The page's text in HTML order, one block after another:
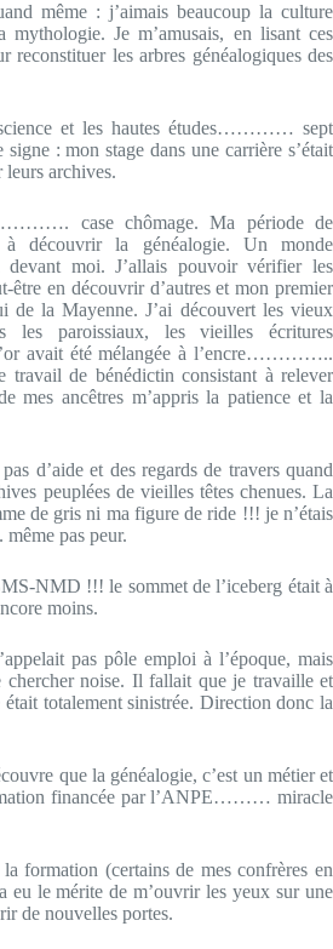
même : j’aimais beaucoup la culture
mythologie. Je m’amusais, en lisant ces
reconstituer les arbres généalogiques des
et les hautes études………… sept
: mon stage dans une carrière s’était
archives.
case chômage. Ma période de
découvrir la généalogie. Un monde
devant moi. J’allais pouvoir vérifier les
être en découvrir d’autres et mon premier
de la Mayenne. J’ai découvert les vieux
les paroissiaux, les vieilles écritures
avait été mélangée à l’encre…………..
travail de bénédictin consistant à relever
mes ancêtres m’appris la patience et la
d’aide et des regards de travers quand
peuplées de vieilles têtes chenues. La
de gris ni ma figure de ride !!! je n’étais
pas peur.
NMD !!! le sommet de l’iceberg était à
moins.
pas pôle emploi à l’époque, mais
chercher noise. Il fallait que je travaille et
totalement sinistrée. Direction donc la
que la généalogie, c’est un métier et
financée par l’ANPE……… miracle
la formation (certains de mes confrères en
eu le mérite de m’ouvrir les yeux sur une
de nouvelles portes.